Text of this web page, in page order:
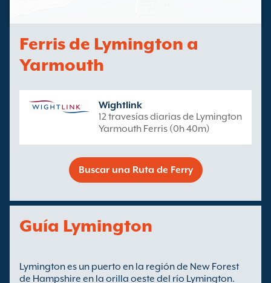
Ferris de Lymington a
Yarmouth
Wightlink
12 travesías diarias de Lymington
Yarmouth Ferris (0h 40m)
Buscar una Ruta de Ferry
Guía Lymington
Lymington es un puerto en la región de New Forest
de Hampshire en la orilla oeste del río Lymington.